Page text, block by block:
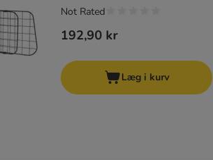
192,90 kr
Not Rated
Læg i kurv